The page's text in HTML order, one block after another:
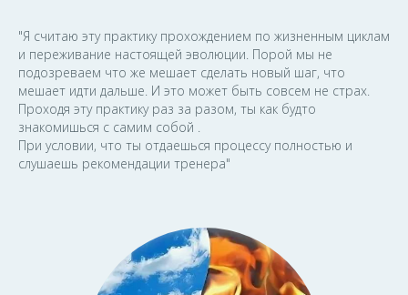
"Я считаю эту практику прохождением по жизненным циклам
и переживание настоящей эволюции. Порой мы не
подозреваем что же мешает сделать новый шаг, что
мешает идти дальше. И это может быть совсем не страх.
Проходя эту практику раз за разом, ты как будто
знакомишься с самим собой .
При условии, что ты отдаешься процессу полностью и
слушаешь рекомендации тренера"